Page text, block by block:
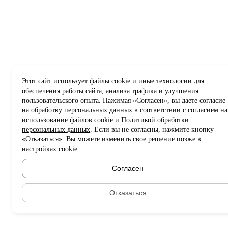
Этот сайт использует файлы cookie и иные технологии для
обеспечения работы сайта, анализа трафика и улучшения
пользовательского опыта. Нажимая «Согласен», вы даете согласие
на обработку персональных данных в соответствии ссогласием на
использование файлов cookie иПолитикой обработки
персональных данных. Если вы не согласны, нажмите кнопку
«Отказаться». Вы можете изменить свое решение позже в
настройках cookie.
Согласен
Отказаться